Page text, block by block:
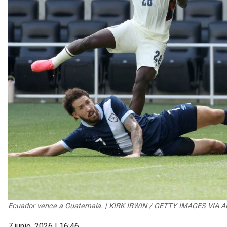
Ecuador vence a Guatemala. | KIRK IRWIN / GETTY IMAGES VIA